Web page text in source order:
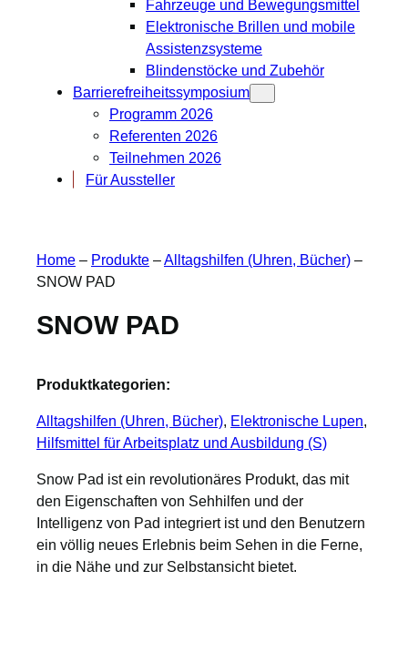
Fahrzeuge und Bewegungsmittel
Elektronische Brillen und mobile
Assistenzsysteme
Blindenstöcke und Zubehör
Barrierefreiheitssymposium
Programm 2026
Referenten 2026
Teilnehmen 2026
Für Aussteller
Home – Produkte –Alltagshilfen (Uhren, Bücher) –
SNOW PAD
SNOW PAD
Produktkategorien:
Alltagshilfen (Uhren, Bücher), Elektronische Lupen
Hilfsmittel für Arbeitsplatz und Ausbildung (S)
Snow Pad ist ein revolutionäres Produkt, das mit
den Eigenschaften von Sehhilfen und der
Intelligenz von Pad integriert ist und den Benutzern
ein völlig neues Erlebnis beim Sehen in die Ferne,
in die Nähe und zur Selbstansicht bietet.